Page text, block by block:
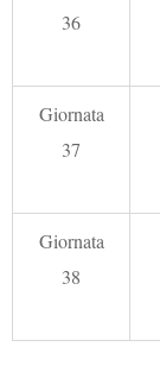
36
Giornata
37
Giornata
38